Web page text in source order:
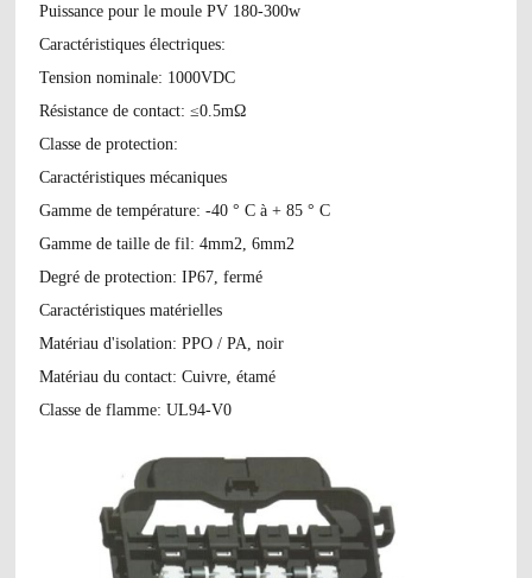
Puissance pour le moule PV 180-300w
Caractéristiques électriques:
Tension nominale: 1000VDC
Résistance de contact: ≤0.5mΩ
Classe de protection:
Caractéristiques mécaniques
Gamme de température: -40 ° C à + 85 ° C
Gamme de taille de fil: 4mm2, 6mm2
Degré de protection: IP67, fermé
Caractéristiques matérielles
Matériau d'isolation: PPO / PA, noir
Matériau du contact: Cuivre, étamé
Classe de flamme: UL94-V0